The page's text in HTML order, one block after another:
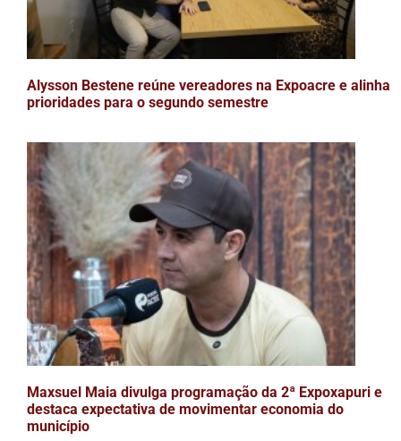
Alysson Bestene reúne vereadores na Expoacre e alinha
prioridades para o segundo semestre
Maxsuel Maia divulga programação da 2ª Expoxapuri e
destaca expectativa de movimentar economia do
município